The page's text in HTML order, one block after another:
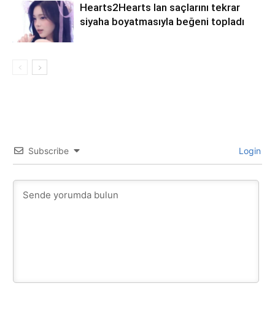
Hearts2Hearts Ian saçlarını tekrar
siyaha boyatmasıyla beğeni topladı
Subscribe Login